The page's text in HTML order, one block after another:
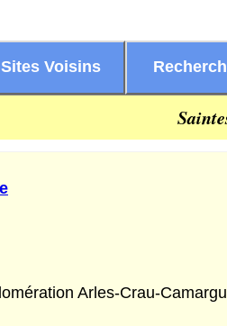
Sites Voisins
Arles-Crau-